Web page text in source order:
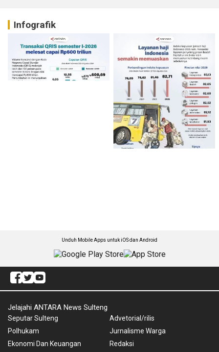
Infografik
Unduh Mobile Apps untuk iOS dan Android
Jelajahi ANTARA News Sulteng
Seputar Sulteng
Polhukam
Ekonomi Dan Keuangan
Advetorial/rilis
Jurnalisme Warga
Redaksi